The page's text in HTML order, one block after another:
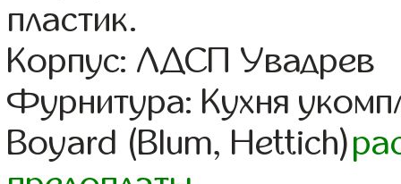
пластик.
Корпус: ЛДСП Увадрев
Фурнитура: Кухня
Boyard (Blum, Hettich)